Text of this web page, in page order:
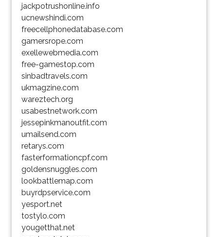
jackpotrushonline.info
ucnewshindi.com
freecellphonedatabase.com
gamersrope.com
exellewebmedia.com
free-gamestop.com
sinbadtravels.com
ukmagzine.com
wareztech.org
usabestnetwork.com
jessepinkmanoutfit.com
umailsend.com
retarys.com
fasterformationcpf.com
goldensnuggles.com
lookbattlemap.com
buyrdpservice.com
yesport.net
tostylo.com
yougetthat.net